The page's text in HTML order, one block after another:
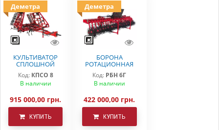
Деметра
КУЛЬТИВАТОР
СПЛОШНОЙ
ОБРАБОТКИ
КПСО-8 ДЕМЕТРА
Код: КПСО 8
В наличии
915 000,00 грн.
КУПИТЬ
Деметра
БОРОНА
РОТАЦИОННАЯ
РБН-6 Г
Код: РБН 6Г
В наличии
422 000,00 грн.
КУПИТЬ